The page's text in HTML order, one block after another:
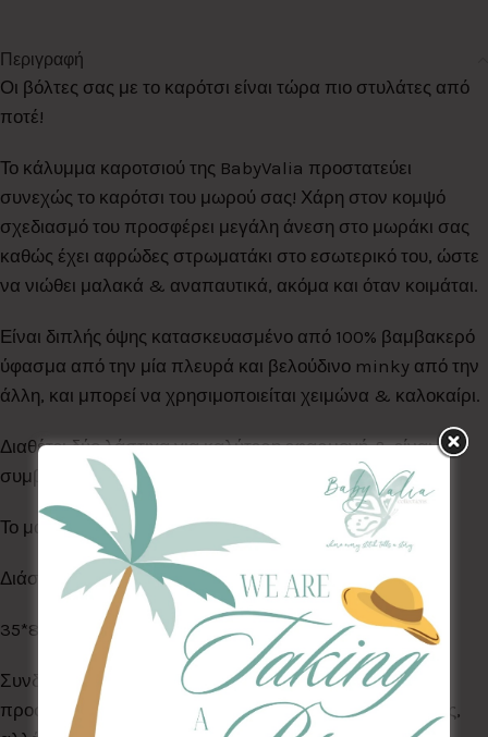
Περιγραφή
Οι βόλτες σας με το καρότσι είναι τώρα πιο στυλάτες από
ποτέ!
Το κάλυμμα καροτσιού της BabyValia προστατεύει
συνεχώς το καρότσι του μωρού σας! Χάρη στον κομψό
σχεδιασμό του προσφέρει μεγάλη άνεση στο μωράκι σας
καθώς έχει αφρώδες στρωματάκι στο εσωτερικό του, ώστε
να νιώθει μαλακά & αναπαυτικά, ακόμα και όταν κοιμάται.
Είναι διπλής όψης κατασκευασμένο από 100% βαμβακερό
ύφασμα από την μία πλευρά και βελούδινο minky από την
άλλη, και μπορεί να χρησιμοποιείται χειμώνα & καλοκαίρι.
Διαθέτει δύο λάστιχα για καλύτερη εφαρμογή & είναι
συμβατό με τα περισσότερα καρότσια.
Το μαξιλαράκι πεταλούδα πωλείται ξεχωριστά!
Διάσταση:
35*85
Συνδυάστε το με το μαξιλαράκι πεταλούδας & τα
προστατευτικά για τις ζώνες ασφαλείας της ίδιας σειράς,